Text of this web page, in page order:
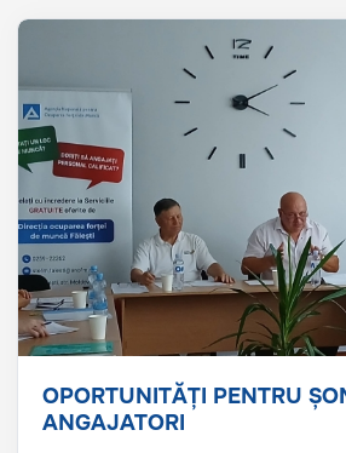
OPORTUNITĂȚI PENTRU
ANGAJATORI